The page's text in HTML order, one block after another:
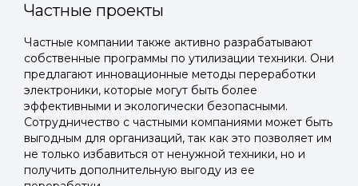
Войти в
профиль
Мы отправим код для входа на ваш
номер телефона.
Подать заявку
Отправьте заявку через мессенджер-бот — магазины
увидят её и пришлют предложения. Фото, описание и
AI-оценка прямо в чате.
Подать заявку
Отправьте заявку через мессенджер-бот — магазины
увидят её и пришлют предложения. Фото, описание и
AI-оценка прямо в чате.
Частные проекты
Частные компании также активно разрабатывают
собственные программы по утилизации техники. Они
предлагают инновационные методы переработки
электроники, которые могут быть более
эффективными и экологически безопасными.
Сотрудничество с частными компаниями может быть
выгодным для организаций, так как это позволяет им
не только избавиться от ненужной техники, но и
получить дополнительную выгоду из ее